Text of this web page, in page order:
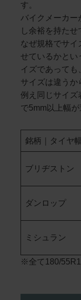
す。
バイクメーカー
し余裕を持たせ
なぜ規格でサイ
せているかとい
イズであって
サイズは違うか
例え同じサイズ
で5mm以上幅が
銘柄｜タイヤ
ブリヂストン
ダンロップ
ミシュラン
※全て180/